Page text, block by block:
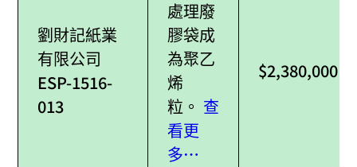
劉財記紙業
有限公司
ESP-1516-
013
處理廢
膠袋成
為聚乙
烯
粒。 查
看更
多…
$2,380,000